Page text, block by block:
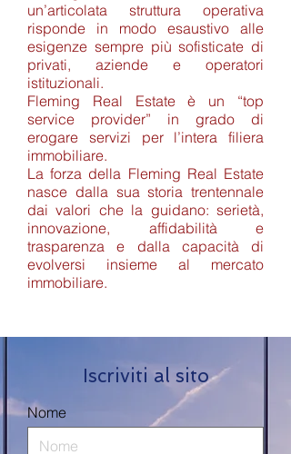
un’articolata struttura operativa
risponde in modo esaustivo alle
esigenze sempre più sofisticate di
privati, aziende e operatori
istituzionali.
Fleming Real Estate è un “top
service provider” in grado di
erogare servizi per l’intera filiera
immobiliare.
La forza della Fleming Real Estate
nasce dalla sua storia trentennale
dai valori che la guidano: serietà,
innovazione, affidabilità e
trasparenza e dalla capacità di
evolversi insieme al mercato
immobiliare.
Iscriviti al sito
Nome